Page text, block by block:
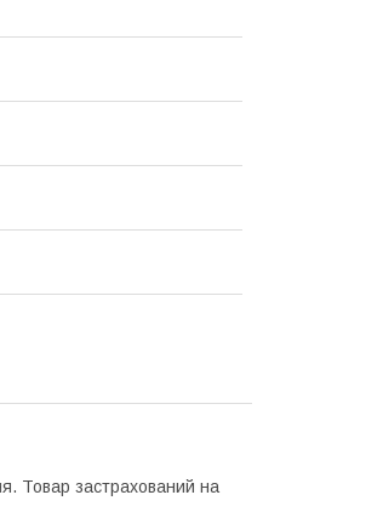
Товар застрахований на